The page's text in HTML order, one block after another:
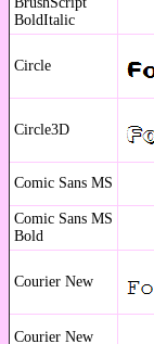
BoldItalic
Circle
Circle3D
Comic Sans MS
Comic Sans MS
Bold
Courier New
Courier New